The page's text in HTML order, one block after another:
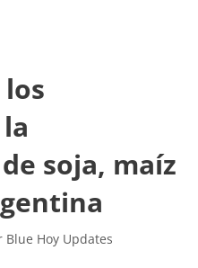
soja, maíz
Blue Hoy Updates